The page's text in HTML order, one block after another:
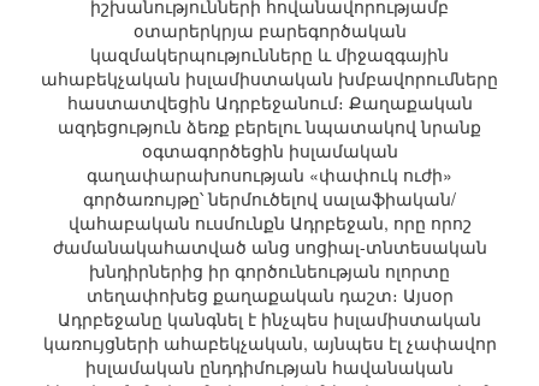
իշխանությունների հովանավորությամբ
օտարերկրյա բարեգործական
կազմակերպությունները և միջազգային
ահաբեկչական իսլամիստական խմբավորումները
հաստատվեցին Ադրբեջանում։ Քաղաքական
ազդեցություն ձեռք բերելու նպատակով նրանք
օգտագործեցին իսլամական
գաղափարախոսության «փափուկ ուժի»
գործառույթը՝ ներմուծելով սալաֆիական/
վահաբական ուսմունքն Ադրբեջան, որը որոշ
ժամանակահատված անց սոցիալ-տնտեսական
խնդիրներից իր գործունեության ոլորտը
տեղափոխեց քաղաքական դաշտ։ Այսօր
Ադրբեջանը կանգնել է ինչպես իսլամիստական
կառույցների ահաբեկչական, այնպես էլ չափավոր
իսլամական ընդդիմության հավանական